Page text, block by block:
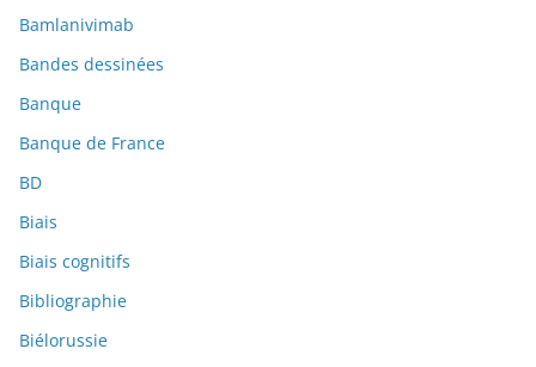
Bamlanivimab
Bandes dessinées
Banque
Banque de France
BD
Biais
Biais cognitifs
Bibliographie
Biélorussie